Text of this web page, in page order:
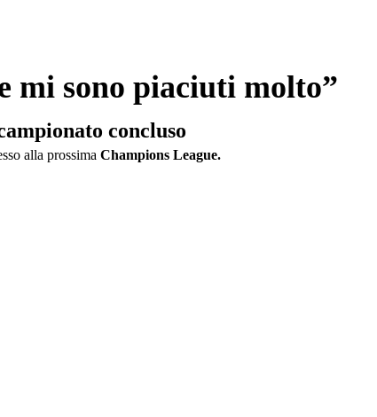
mi sono piaciuti molto”
concluso
alla prossima Champions League.